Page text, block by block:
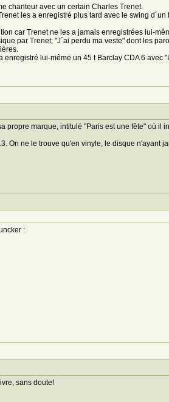
chanteur avec un certain Charles Trenet.
les a enregistré plus tard avec le swing d´un
car Trenet ne les a jamais enregistrées lui-
par Trenet; "J´ai perdu ma veste" dont les
lui-même un 45 t Barclay CDA 6 avec
propre marque, intitulé "Paris est une fête" où il
On ne le trouve qu'en vinyle, le disque n'ayant
:
sans doute!